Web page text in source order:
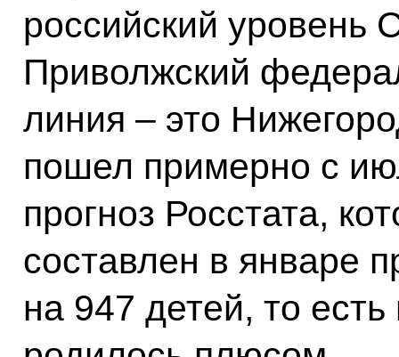
российский уровень
Приволжский
линия – это
пошел примерно с
прогноз Росстата,
составлен в январе
на 947 детей, то